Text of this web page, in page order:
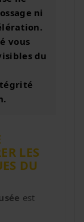
ni
vous
du
LES
DU
est